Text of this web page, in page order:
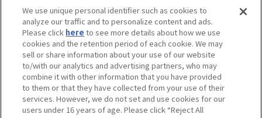
採用情報
サステナビリティ
お問い合わせ
ウェブサイトご利用条件 ソーシャルメディアポリシー
We use unique personal identifier such as cookies to
analyze our traffic and to personalize content and ads.
Please click here to see more details about how we use
cookies and the retention period of each cookie. We may
sell or share information about your use of our website
to/with our analytics and advertising partners, who may
combine it with other information that you have provided
to them or that they have collected from your use of their
services. However, we do not set and use cookies for our
users under 16 years of age. Please click “Reject All